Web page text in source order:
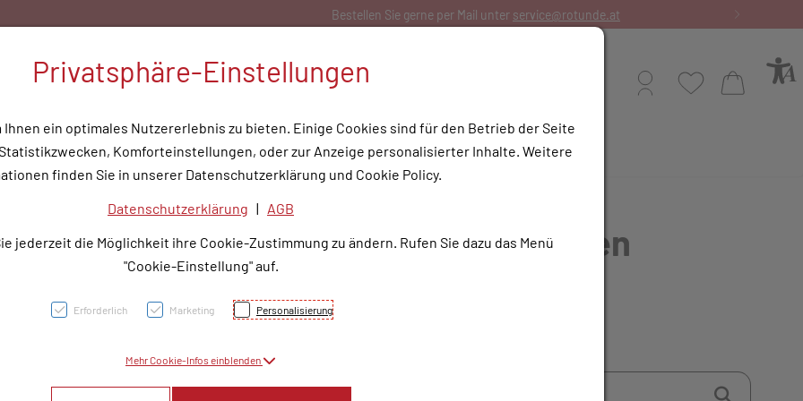
service@rotunde.at
Profil WunschlisteWarenkorb
Medizinische Hilfsmittel Tipps & Wissen Service Unsere Apotheke
Pure Encapsulations aus derRotunden
Privatsphäre-Einstellungen
ein optimales Nutzererlebnis zu bieten. Einige Cookies sind für den Betrieb der Seite
Komforteinstellungen, oder zur Anzeige personalisierter Inhalte. Weitere
finden Sie in unserer Datenschutzerklärung und Cookie Policy.
Datenschutzerklärung | AGB
jederzeit die Möglichkeit ihre Cookie-Zustimmung zu ändern. Rufen Sie dazu das Menü
"Cookie-Einstellung" auf.
Erforderlich Marketing Personalisierung
Mehr Cookie-Infos einblenden